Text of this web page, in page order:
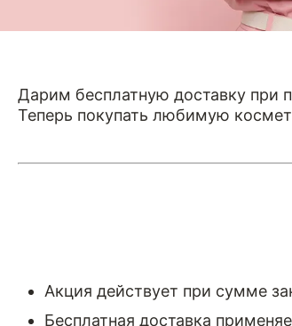
Дарим бесплатную доставку при
Теперь покупать любимую
Акция действует при сумме
Бесплатная доставка